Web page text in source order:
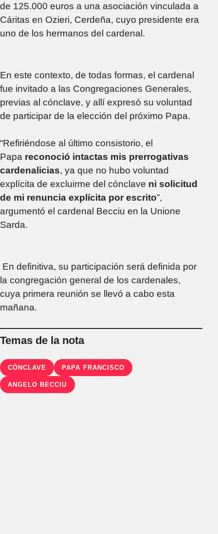
de 125.000 euros a una asociación vinculada a
Cáritas en Ozieri, Cerdeña, cuyo presidente era
uno de los hermanos del cardenal.
En este contexto, de todas formas, el cardenal
fue invitado a las Congregaciones Generales,
previas al cónclave, y allí expresó su voluntad
de participar de la elección del próximo Papa.
“Refiriéndose al último consistorio, el
Papa reconoció intactas mis prerrogativas
cardenalicias, ya que no hubo voluntad
explícita de excluirme del cónclave ni solicitud
de mi renuncia explícita por escrito”,
argumentó el cardenal Becciu en la Unione
Sarda.
En definitiva, su participación será definida por
la congregación general de los cardenales,
cuya primera reunión se llevó a cabo esta
mañana.
Temas de la nota
CÓNCLAVE PAPA FRANCISCO
ANGELO BECCIU